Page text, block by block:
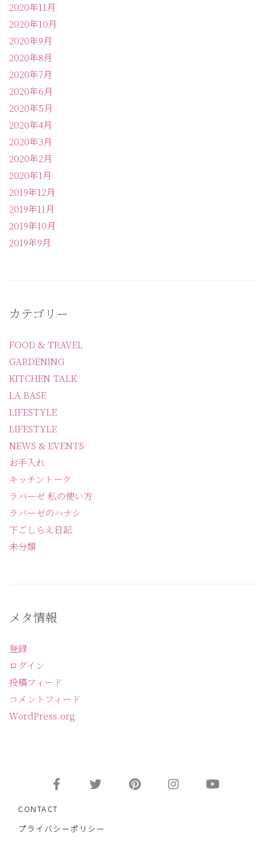
2020年11月
2020年10月
2020年9月
2020年8月
2020年7月
2020年6月
2020年5月
2020年4月
2020年3月
2020年2月
2020年1月
2019年12月
2019年11月
2019年10月
2019年9月
カテゴリー
FOOD & TRAVEL
GARDENING
KITCHEN TALK
LA BASE
LIFESTYLE
LIFESTYLE
NEWS & EVENTS
お手入れ
キッチントーク
ラバーゼ 私の使い方
ラバーゼのハナシ
下ごしらえ日記
未分類
メタ情報
登録
ログイン
投稿フィード
コメントフィード
WordPress.org
CONTACT
プライバシーポリシー